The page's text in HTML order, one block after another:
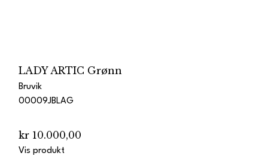
LADY ARTIC Grønn
Bruvik
00009JBLAG
kr 10.000,00
Vis produkt